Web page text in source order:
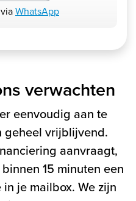
WhatsApp
verwachten
eenvoudig aan te
geheel vrijblijvend.
aanvraagt,
15 minuten een
je mailbox. We zijn